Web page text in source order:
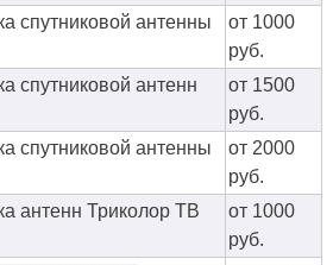
спутниковой антенны
от 1000
руб.
спутниковой антенн
от 1500
руб.
спутниковой антенны
от 2000
руб.
антенн Триколор ТВ
от 1000
руб.